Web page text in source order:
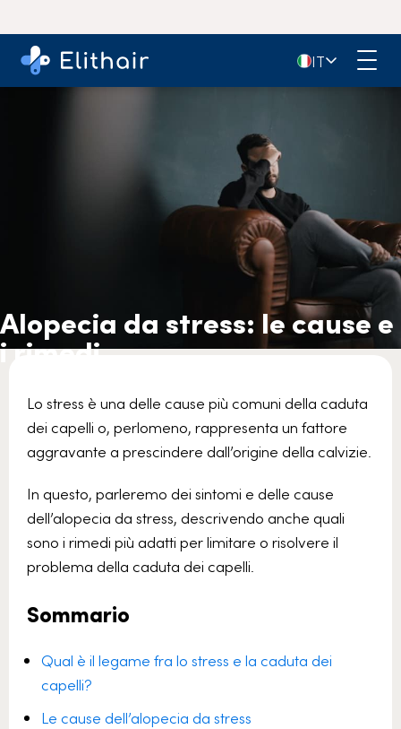
🇮🇹IT
Alopecia da stress: le cause e
i rimedi
Lo stress è una delle cause più comuni della caduta
dei capelli o, perlomeno, rappresenta un fattore
aggravante a prescindere dall’origine della calvizie.
In questo, parleremo dei sintomi e delle cause
dell’alopecia da stress, descrivendo anche quali
sono i rimedi più adatti per limitare o risolvere il
problema della caduta dei capelli.
Sommario
Qual è il legame fra lo stress e la caduta dei
capelli?
Le cause dell’alopecia da stress